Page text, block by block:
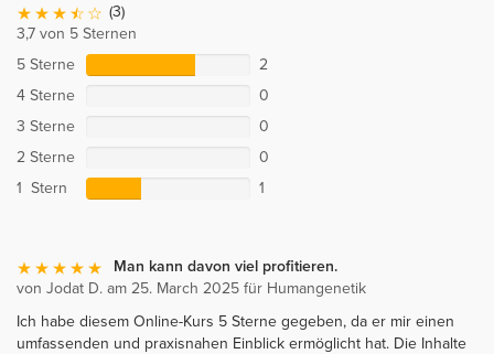
(3)
3,7 von 5 Sternen
5 Sterne
2
4 Sterne
0
3 Sterne
0
2 Sterne
0
1 Stern
1
Man kann davon viel profitieren.
von Jodat D. am 25. March 2025 für Humangenetik
Ich habe diesem Online-Kurs 5 Sterne gegeben, da er mir einen
umfassenden und praxisnahen Einblick ermöglicht hat. Die Inhalte